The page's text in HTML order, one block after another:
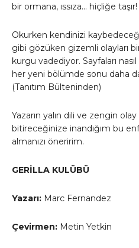
bir ormana, ıssıza… hiçliğe taşır!
Okurken kendinizi
gibi gözüken gizemli olayları
kurgu vadediyor. Sayfaları
her yeni bölümde sonu daha
(Tanıtım Bülteninden)
Yazarın yalın dili ve zengin
bitireceğinize inandığım bu
almanızı öneririm.
GERİLLA KULÜBÜ
Yazarı: Marc Fernandez
Çevirmen: Metin Yetkin